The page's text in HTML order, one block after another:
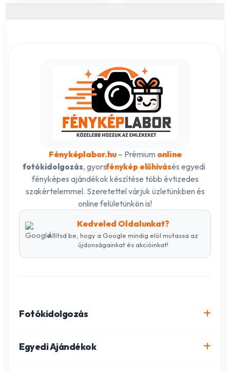
Fényképlabor.hu– Prémium online
fotókidolgozás, gyorsfénykép előhívásés egyedi
fényképes ajándékok készítése több évtizedes
szakértelemmel. Szeretettel várjuk üzletünkben és
online felületünkön is!
Kedveled Oldalunkat?
Állítsd be, hogy a Google mindig elöl mutassa az
újdonságainkat és akcióinkat!
Fotókidolgozás
Egyedi Ajándékok